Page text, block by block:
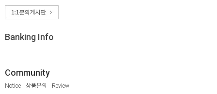
Banking Info
Community
Notice 상품문의 Review